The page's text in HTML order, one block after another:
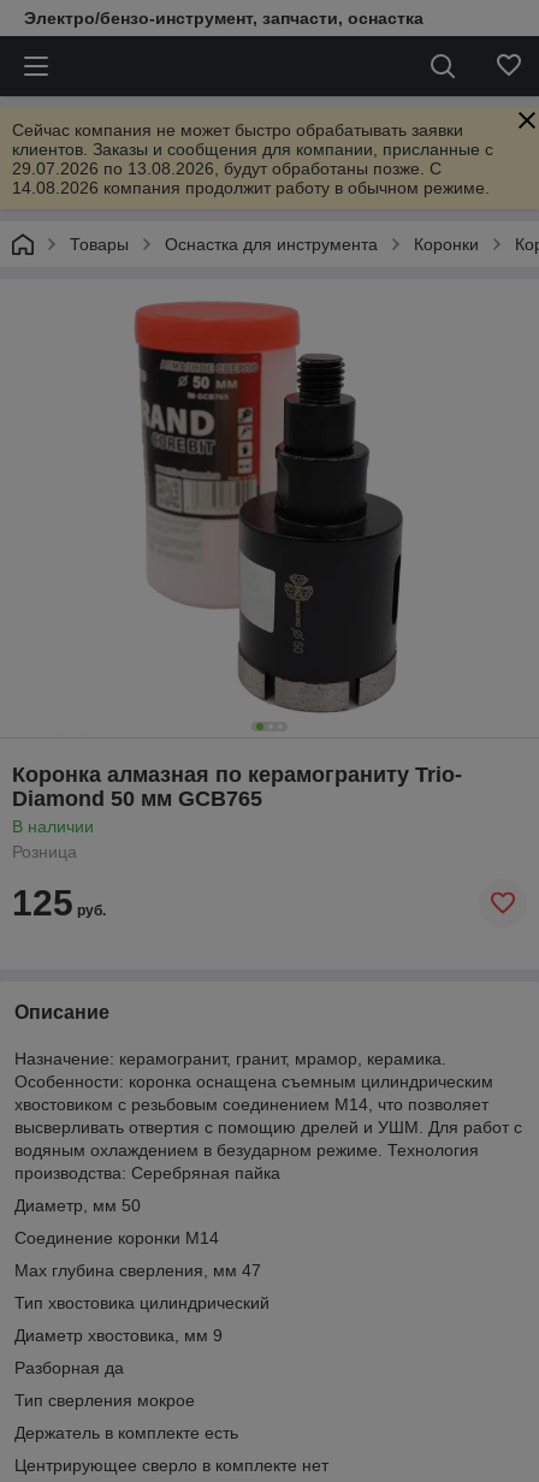
Электро/бензо-инструмент, запчасти, оснастка
Сейчас компания не может быстро обрабатывать заявки
клиентов. Заказы и сообщения для компании, присланные с
29.07.2026 по 13.08.2026, будут обработаны позже. С
14.08.2026 компания продолжит работу в обычном режиме.
Товары Оснастка для инструмента Коронки
Коронка алмазная по керамограниту Trio-
Diamond 50 мм GCB765
В наличии
Розница
125 руб.
Описание
Назначение: керамогранит, гранит, мрамор, керамика.
Особенности: коронка оснащена съемным цилиндрическим
хвостовиком с резьбовым соединением М14, что позволяет
высверливать отвертия с помощию дрелей и УШМ. Для работ с
водяным охлаждением в безударном режиме. Технология
производства: Серебряная пайка
Диаметр, мм 50
Соединение коронки М14
Max глубина сверления, мм 47
Тип хвостовика цилиндрический
Диаметр хвостовика, мм 9
Разборная да
Тип сверления мокрое
Держатель в комплекте есть
Центрирующее сверло в комплекте нет